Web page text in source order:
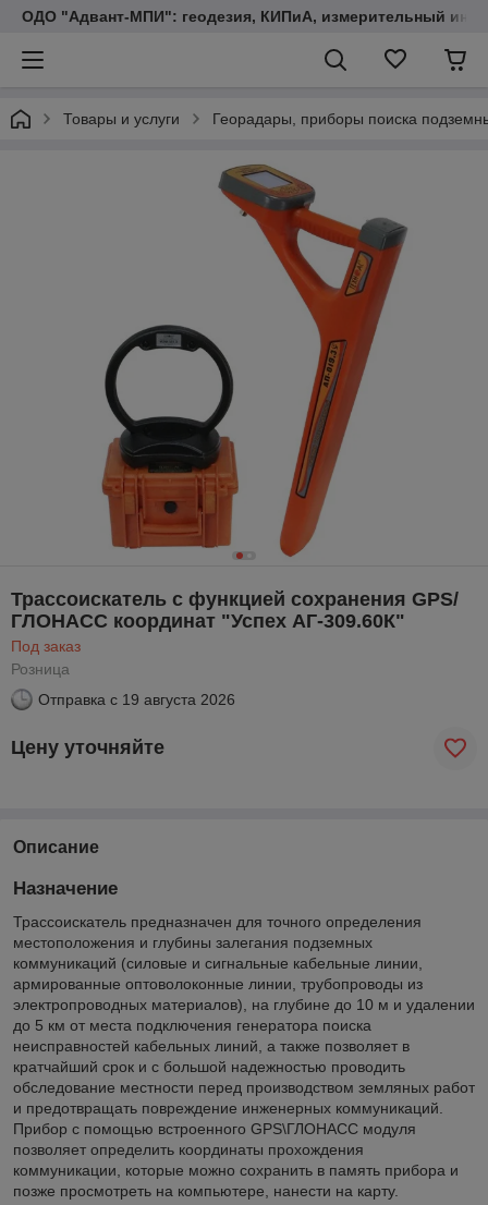
ОДО "Адвант-МПИ": геодезия, КИПиА, измерительный
Товары и услуги Георадары, приборы поиска
Трассоискатель с функцией сохранения GPS/
ГЛОНАСС координат "Успех АГ-309.60К"
Под заказ
Розница
Отправка с 19 августа 2026
Цену уточняйте
Описание
Назначение
Трассоискатель предназначен для точного определения
местоположения и глубины залегания подземных
коммуникаций (силовые и сигнальные кабельные линии,
армированные оптоволоконные линии, трубопроводы из
электропроводных материалов), на глубине до 10 м и удалении
до 5 км от места подключения генератора поиска
неисправностей кабельных линий, а также позволяет в
кратчайший срок и с большой надежностью проводить
обследование местности перед производством земляных работ
и предотвращать повреждение инженерных коммуникаций.
Прибор с помощью встроенного GPS\ГЛОНАСС модуля
позволяет определить координаты прохождения
коммуникации, которые можно сохранить в память прибора и
позже просмотреть на компьютере, нанести на карту.